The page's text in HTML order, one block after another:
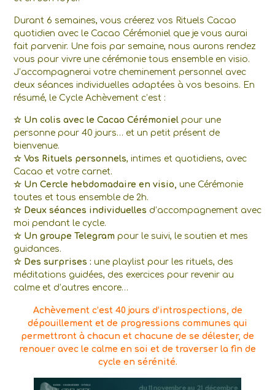
Durant 6 semaines, vous créerez vos Rituels Cacao
quotidien avec le Cacao Cérémoniel que je vous aurai
fait parvenir. Une fois par semaine, nous aurons rendez
vous pour vivre une cérémonie tous ensemble en visio.
J’accompagnerai votre cheminement personnel avec
deux séances individuelles adaptées à vos besoins. En
résumé, le Cycle Achèvement c’est :
☆ Un colis avec le Cacao Cérémoniel pour une
personne pour 40 jours… et un petit présent de
bienvenue.
☆ Vos Rituels personnels, intimes et quotidiens, avec
Cacao et votre carnet.
☆ Un Cercle hebdomadaire en visio, une Cérémonie
toutes et tous ensemble de 2h.
☆ Deux séances individuelles d’accompagnement avec
moi pendant le cycle.
☆ Un groupe Telegram pour le suivi, le soutien et mes
guidances.
☆ Des surprises : une playlist pour les rituels, des
méditations guidées, des exercices pour revenir au
calme et d’autres encore…
Achèvement c’est 40 jours d’introspections, de
dépouillement et de progressions communes qui
permettront à chacun et chacune de se délester, de
renouer avec le calme en soi et de traverser la fin de
cycle en sérénité.